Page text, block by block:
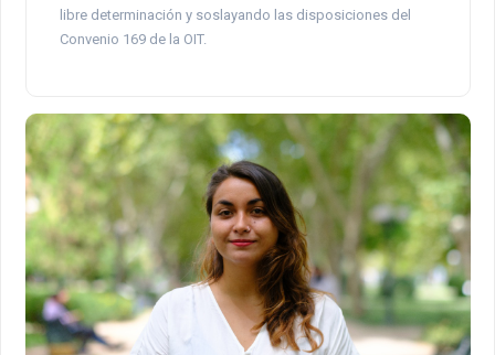
libre determinación y soslayando las disposiciones del
Convenio 169 de la OIT.